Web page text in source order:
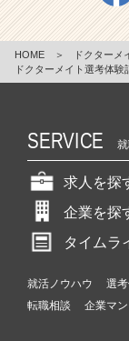
HOME ＞ ドクターメ
ドクターメイト選考体験
SERVICE
求人を探
企業を探
タイムラ
就活ノウハウ 選
転職相談
企業マ